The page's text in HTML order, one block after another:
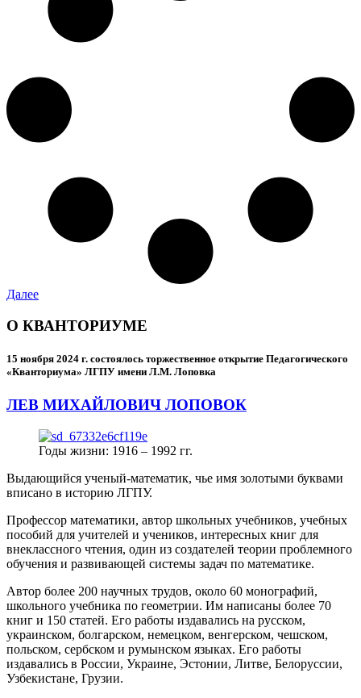
Далее
О КВАНТОРИУМЕ
15 ноября 2024 г. состоялось торжественное открытие Педагогического
«Кванториума» ЛГПУ имени Л.М. Лоповка
ЛЕВ МИХАЙЛОВИЧ ЛОПОВОК
Годы жизни: 1916 – 1992 гг.
Выдающийся ученый-математик, чье имя золотыми буквами
вписано в историю ЛГПУ.
Профессор математики, автор школьных учебников, учебных
пособий для учителей и учеников, интересных книг для
внеклассного чтения, один из создателей теории проблемного
обучения и развивающей системы задач по математике.
Автор более 200 научных трудов, около 60 монографий,
школьного учебника по геометрии. Им написаны более 70
книг и 150 статей. Его работы издавались на русском,
украинском, болгарском, немецком, венгерском, чешском,
польском, сербском и румынском языках. Его работы
издавались в России, Украине, Эстонии, Литве, Белоруссии,
Узбекистане, Грузии.